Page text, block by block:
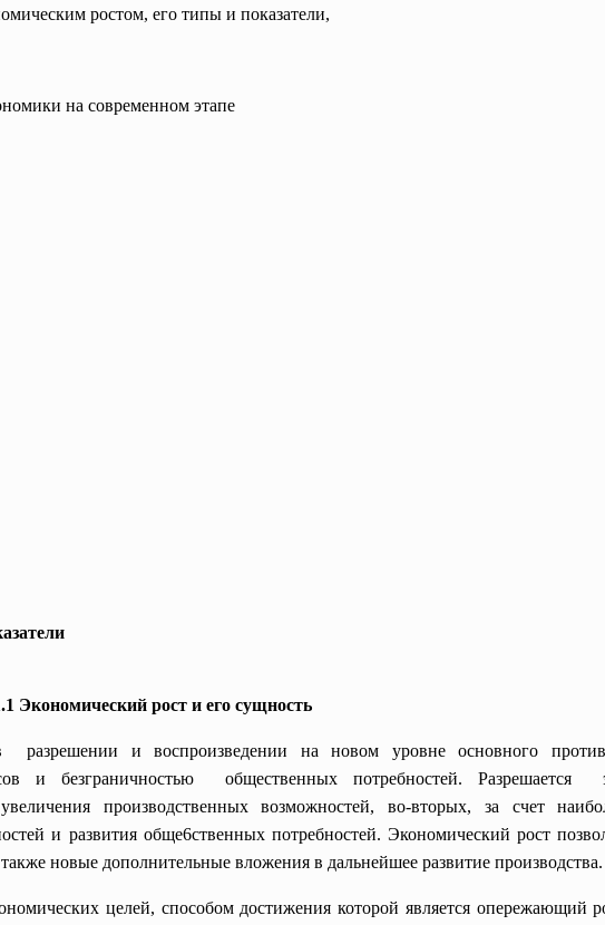
ростом, его типы и показатели,
на современном этапе
Экономический рост и его сущность
и воспроизведении на новом уровне основного
и безграничностью общественных потребностей. Разрешается
производственных возможностей, во-вторых, за счет
и развития обще6ственных потребностей. Экономический рост
новые дополнительные вложения в дальнейшее развитие производства.
целей, способом достижения которой является опережающий